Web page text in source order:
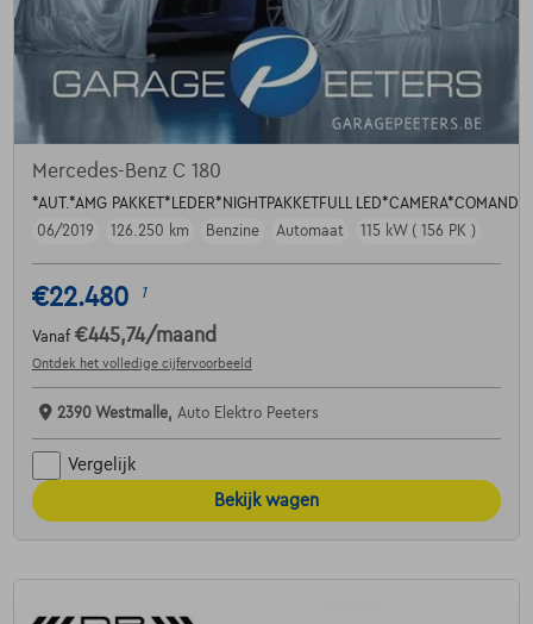
Mercedes-Benz C 180
*AUT.*AMG PAKKET*LEDER*NIGHTPAKKETFULL
06/2019
126.250 km Benzine Automaat 115 kW ( 156 PK )
€22.480 1
Vanaf €445,74/maand
Ontdek het volledige cijfervoorbeeld
2390 Westmalle, Auto Elektro Peeters
Vergelijk
Bekijk wagen